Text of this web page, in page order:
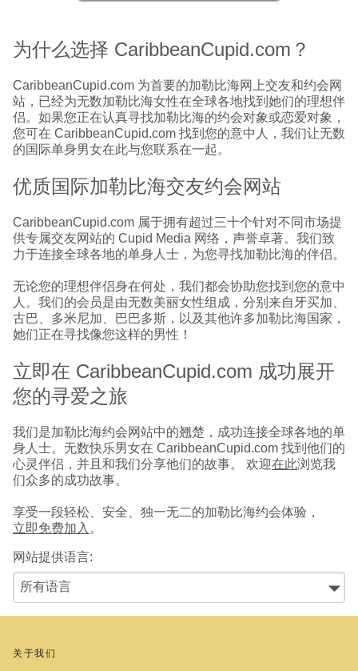
为什么选择 CaribbeanCupid.com？
CaribbeanCupid.com 为首要的加勒比海网上交友和约会网
站，已经为无数加勒比海女性在全球各地找到她们的理想伴
侣。如果您正在认真寻找加勒比海的约会对象或恋爱对象，
您可在 CaribbeanCupid.com 找到您的意中人，我们让无数
的国际单身男女在此与您联系在一起。
优质国际加勒比海交友约会网站
CaribbeanCupid.com 属于拥有超过三十个针对不同市场提
供专属交友网站的 Cupid Media 网络，声誉卓著。我们致
力于连接全球各地的单身人士，为您寻找加勒比海的伴侣。
无论您的理想伴侣身在何处，我们都会协助您找到您的意中
人。我们的会员是由无数美丽女性组成，分别来自牙买加、
古巴、多米尼加、巴巴多斯，以及其他许多加勒比海国家，
她们正在寻找像您这样的男性！
立即在 CaribbeanCupid.com 成功展开
您的寻爱之旅
我们是加勒比海约会网站中的翘楚，成功连接全球各地的单
身人士。无数快乐男女在 CaribbeanCupid.com 找到他们的
心灵伴侣，并且和我们分享他们的故事。 欢迎在此浏览我
们众多的成功故事。
享受一段轻松、安全、独一无二的加勒比海约会体验，
立即免费加入 。
网站提供语言:
关于我们